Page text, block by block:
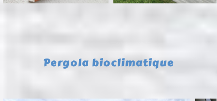
Pergola bioclimatique